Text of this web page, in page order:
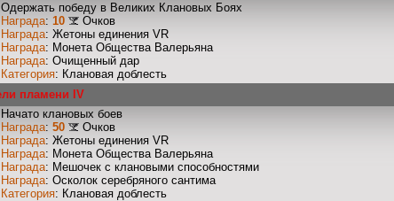
Одержать победу в Великих Клановых Боях
Награда: 10
Очков
Награда: Жетоны единения VR
Награда: Монета Общества Валерьяна
Награда: Очищенный дар
Категория: Клановая доблесть
пламени IV
Начато клановых боев
Награда: 50
Очков
Награда: Жетоны единения VR
Награда: Монета Общества Валерьяна
Награда: Мешочек с клановыми способностями
Награда: Осколок серебряного сантима
Категория: Клановая доблесть